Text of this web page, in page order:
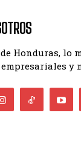
Honduras, lo
y